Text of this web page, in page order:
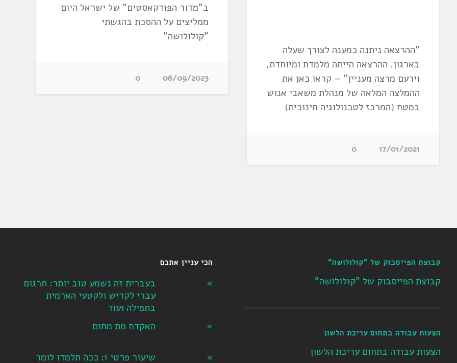
ב"מדור הפודקאסטים" של ישראל היום
ממליצים על ההסכת בהגשתי
"קולולושה"
06/09/2023
0
"ההרצאה ניתנה כמענה לצורך שעלה
בארגון. ההרצאה הייתה מלמדת ומיוחדת,
וירעם מרצה מעניין" – קראו כאן את
ההמלצה המלאה של מנהלת משאבי אנוש
במטח (המרכז לטכנולוגיה חינוכית)
17/01/2021
0
קבוצת הפייסבוק של "קולולושה"
קבוצת הפייסבוק של "קולולושה"
הצעות עבודה בתחום עריכת הלשון
הצעות עבודה בתחום עריכת הלשון
הכי עניין אתכם
בעברית זה נשמע טוב יותר: תרגום
עברי לקדיש ולקטעי הארמית
בתפילה ועוד
האקדח מת מחום
שיעור פרטי 1: ככה תלמדו לומר